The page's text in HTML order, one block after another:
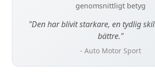
genomsnittligt betyg
"Den har blivit starkare, en tydlig
bättre."
- Auto Motor Sport